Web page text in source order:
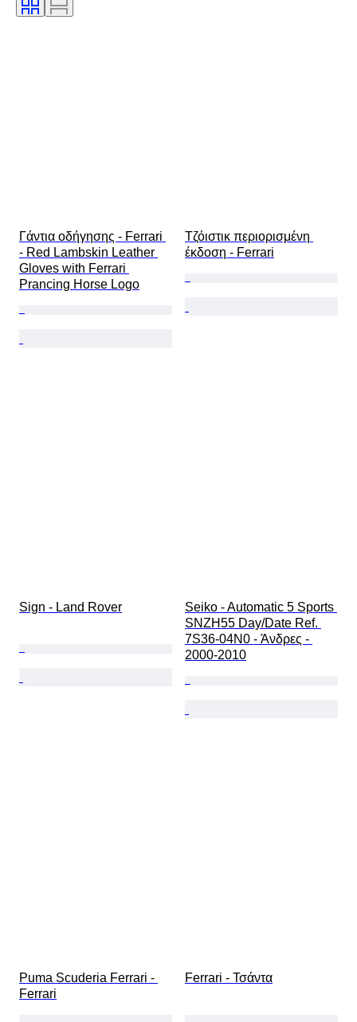
Έκδοση
Γάντια οδήγησης - Ferrari
- Red Lambskin Leather
Gloves with Ferrari
Prancing Horse Logo
Τζόιστικ περιορισμένη
έκδοση - Ferrari
Sign - Land Rover
Seiko - Automatic 5 Sports
SNZH55 Day/Date Ref.
7S36-04N0 - Άνδρες -
2000-2010
Puma Scuderia Ferrari -
Ferrari
Ferrari - Τσάντα